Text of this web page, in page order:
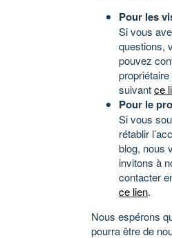
Pour les
Si vous
questions,
pouvez
suivantce
Pour le
Si vous
rétablir
blog, nous
invitons à
contacter
ce lien.
Nous espérons
pourra être de